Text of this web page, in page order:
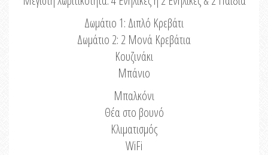
Δωμάτιο 1: Διπλό Κρεβάτι
Δωμάτιο 2: 2 Μονά Κρεβάτια
Κουζινάκι
Μπάνιο
Μπαλκόνι
Θέα στο βουνό
Κλιματισμός
WiFi